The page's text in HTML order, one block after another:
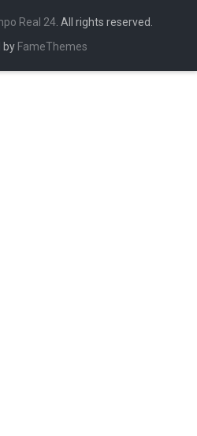
Real 24. All rights reserved.
by FameThemes